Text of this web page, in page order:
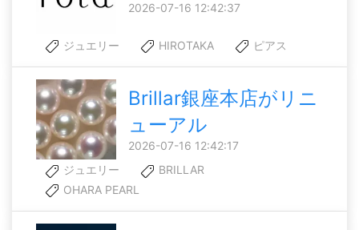
2026-07-16 12:42:37
ジュエリー HIROTAKA ピアス
Brillar銀座本店がリニ
ューアル
2026-07-16 12:42:17
ジュエリー
BRILLAR
OHARA PEARL